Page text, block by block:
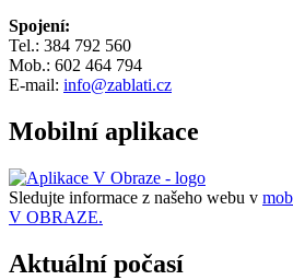
Spojení:
Tel.: 384 792 560
Mob.: 602 464 794
E-mail: info@zablati.cz
Mobilní aplikace
Sledujte informace z našeho webu v
V OBRAZE.
Aktuální počasí